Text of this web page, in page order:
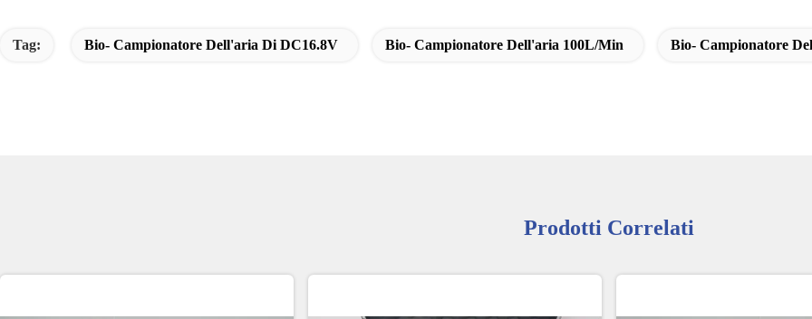
Tag: Bio- Campionatore Dell'aria Di DC16.8V Bio- Campionatore Dell'aria 100L/min Bio- Campionatore
Prodotti Correlati